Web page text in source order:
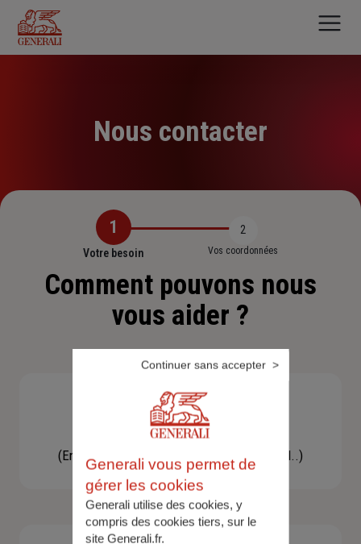
contenu
principal
Nous contacter
1
Votre besoin
2
Vos coordonnées
Comment pouvons nous
vous aider ?
Besoin d'une assistance
(En cas d'accident, bris de glace, un conseil..)
Generali vous permet de
gérer les cookies
Generali utilise des cookies, y
compris des cookies tiers, sur le
site Generali.fr.
Continuer sans accepter